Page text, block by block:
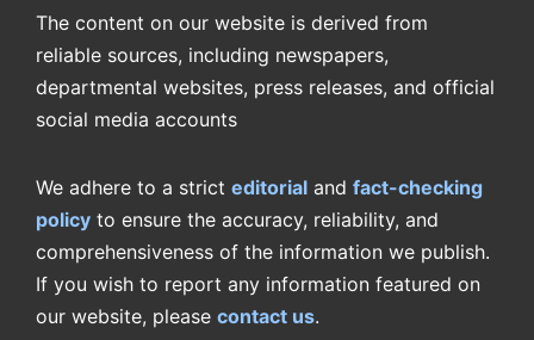
The content on our website is derived from
reliable sources, including newspapers,
departmental websites, press releases, and official
social media accounts
We adhere to a strict editorial and fact-checking
policy to ensure the accuracy, reliability, and
comprehensiveness of the information we publish.
If you wish to report any information featured on
our website, please contact us.